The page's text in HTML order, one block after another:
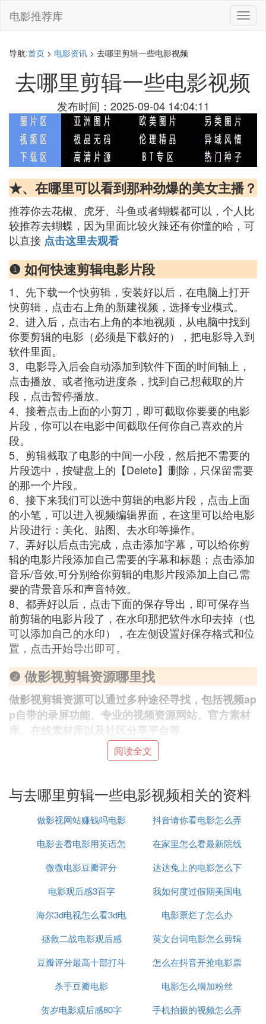
切
换
电影推荐库
导航:首页 > 电影资讯 > 去哪里剪辑一些电影视频
去哪里剪辑一些电影视频
发布时间：2025-09-04 14:04:11
★、在哪里可以看到那种劲爆的美女主播？
推荐你去花椒、虎牙、斗鱼或者蝴蝶都可以，个人比
较推荐去蝴蝶，因为里面比较火辣还有你懂的哈，可
以直接 点击这里去观看
❶ 如何快速剪辑电影片段
1、先下载一个快剪辑，安装好以后，在电脑上打开
快剪辑，点击右上角的新建视频，选择专业模式。
2、进入后，点击右上角的本地视频，从电脑中找到
你要剪辑的电影（必须是下载好的），把电影导入到
软件里面。
3、电影导入后会自动添加到软件下面的时间轴上，
点击播放、或者拖动进度条，找到自己想截取的片
段，点击暂停播放。
4、接着点击上面的小剪刀，即可截取你要要的电影
片段，你可以在电影中间截取任何你自己喜欢的片
段。
5、剪辑截取了电影的中间一小段，然后把不需要的
片段选中，按键盘上的【Delete】删除，只保留需要
的那一个片段。
6、接下来我们可以选中剪辑的电影片段，点击上面
的小笔，可以进入视频编辑界面，在这里可以给电影
片段进行：美化、贴图、去水印等操作。
7、弄好以后点击完成，点击添加字幕，可以给你剪
辑的电影片段添加自己需要的字幕和标题；点击添加
音乐/音效,可分别给你剪辑的电影片段添加上自己需
要的背景音乐和声音特效。
8、都弄好以后，点击下面的保存导出，即可保存当
前剪辑的电影片段了，在水印那把软件水印去掉（也
可以添加自己的水印），在左侧设置好保存格式和位
置，点击开始导出即可。
❷ 做影视剪辑资源哪里找
做影视剪辑资源可以通过多种途径寻找，包括视频ap
p自带的录屏功能、专业的视频资源网站、官方素材
库、在线素材库以及社区分享平台等
如果你只是需要简单的视频片段，很多视频app都自
然，这种方式可能比较适合一些短小的剪辑需求。
对于更专业的影视剪辑需求，你可以考虑从一些专业
的视频资源网站获取素材。比如预告片世界、HD-Tra
liers.net等网站提供了大量的电影预告片素材；人人
剧资源。
此外，官方素材库也是一个不错的选择。很多电影、
电视剧的官方网站或者授权的素材平台都会提供部分
官方素材供剪辑使用，比如爱奇艺、腾讯视频、优酷
阅读全文
与去哪里剪辑一些电影视频相关的资料
做影视网站赚钱吗电影
网站怎么样盈利
抖音请你看电影怎么弄
电影去看电影用英语怎
么说
在家里怎么看最新院线
电影
微微电影豆瓣评分
达达兔上的电影怎么下
载
电影观后感3百字
我如何度过假期美国电
影
海尔3d电视怎么看3d电
影
电影票烂了怎么办
拯救二战电影观后感
英文台词电影怎么剪辑
豆瓣评分最高十部打斗
电影
怎么在抖音开抢电影票
杀手豆瓣电影
电影怎么增加粉丝
贺岁电影观后感80字
手机拍摄的视频怎么弄